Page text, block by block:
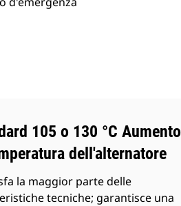
105 o 130 °C Aumento
dell'alternatore
la maggior parte delle
tecniche; garantisce una